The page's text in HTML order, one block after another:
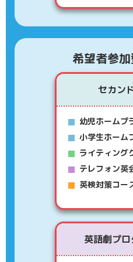
希望者参
セカン
幼児ホームプ
小学生ホーム
ライティング
テレフォン英
英検対策コー
英語劇プ